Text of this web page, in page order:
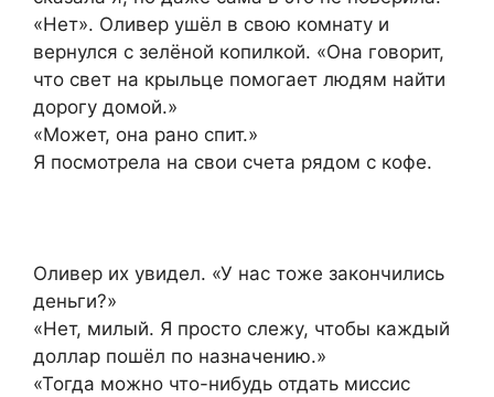
«Нет». Оливер ушёл в свою комнату и
вернулся с зелёной копилкой. «Она говорит,
что свет на крыльце помогает людям найти
дорогу домой.»
«Может, она рано спит.»
Я посмотрела на свои счета рядом с кофе.
Оливер их увидел. «У нас тоже закончились
деньги?»
«Нет, милый. Я просто слежу, чтобы каждый
доллар пошёл по назначению.»
«Тогда можно что-нибудь отдать миссис